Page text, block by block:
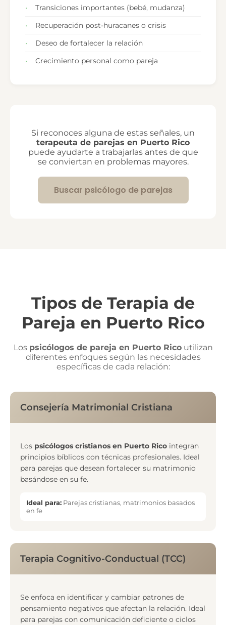
Transiciones importantes (bebé, mudanza)
Recuperación post-huracanes o crisis
Deseo de fortalecer la relación
Crecimiento personal como pareja
Si reconoces alguna de estas señales, un
terapeuta de parejas en Puerto Rico
puede ayudarte a trabajarlas antes de que
se conviertan en problemas mayores.
Buscar psicólogo de parejas
Tipos de Terapia de
Pareja en Puerto Rico
Los psicólogos de pareja en Puerto Ricoutilizan
diferentes enfoques según las necesidades
específicas de cada relación:
Consejería Matrimonial Cristiana
Los psicólogos cristianos en Puerto Rico integran
principios bíblicos con técnicas profesionales. Ideal
para parejas que desean fortalecer su matrimonio
basándose en su fe.
Ideal para: Parejas cristianas, matrimonios basados
en fe
Terapia Cognitivo-Conductual (TCC)
Se enfoca en identificar y cambiar patrones de
pensamiento negativos que afectan la relación. Ideal
para parejas con comunicación deficiente o ciclos